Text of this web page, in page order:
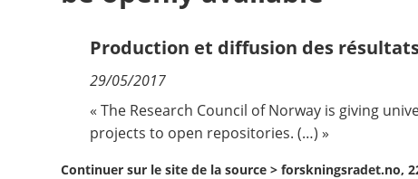
Qui sommes nous ?
Production et diffusion des
29/05/2017
« The Research Council of Norway is giving
projects to open repositories. (…) »
Continuer sur le site de la source >forskningsradet.no,